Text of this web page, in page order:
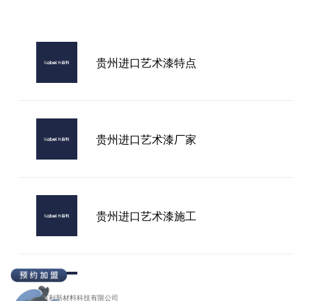
贵州进口艺术漆特点
贵州进口艺术漆厂家
贵州进口艺术漆施工
贵州进口艺术漆品牌
广东卡百利新材料科技有限公司